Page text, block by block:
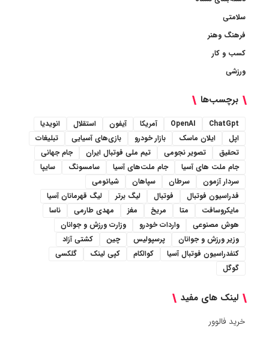
سلامتی
فرهنگ وهنر
کسب و کار
ورزشی
برچسب‌ها
ChatGpt
OpenAI آمریکا آیفون استقلال
انویدیا
اپل
ایلان ماسک بازار خودرو بازی‌های آسیایی
تبلیغات
تحقیق
تصویر نجومی تیم ملی فوتبال ایران
جام جهانی
جام ملت های آسیا
جام ملت‌های آسیا سامسونگ
سایپا
سردار آزمون
سرطان سپاهان
شیائومی
فدراسیون فوتبال
فوتبال لیگ برتر
لیگ قهرمانان آسیا
مایکروسافت
متا مریخ مغز مهدی طارمی
ناسا
هوش مصنوعی
واردات خودرو
وزارت ورزش و جوانان
وزیر ورزش و جوانان
پرسپولیس چین
کشتی آزاد
کنفدراسیون فوتبال آسیا
کوالکام کپی لینک
گلکسی
گوگل
لینک های مفید
خرید فالوور